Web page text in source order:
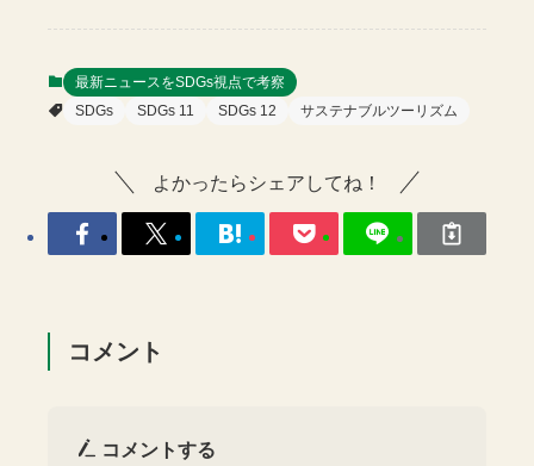
最新ニュースをSDGs視点で考察
SDGs
SDGs 11 SDGs 12 サステナブルツーリズム
よかったらシェアしてね！
コメント
コメントする